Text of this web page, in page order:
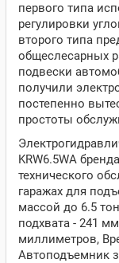
первого типа
регулировки
второго типа
общеслесарных
подвески
получили
постепенно
простоты
KRW6.5WA
технического
гаражах для
массой до 6.5
подхвата - 241
миллиметров,
Автоподъемник